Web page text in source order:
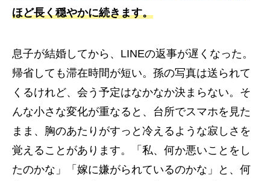
ほど長く穏やかに続きます。
息子が結婚してから、LINEの返事が遅くなった。
帰省しても滞在時間が短い。孫の写真は送られて
くるけれど、会う予定はなかなか決まらない。そ
んな小さな変化が重なると、台所でスマホを見た
まま、胸のあたりがすっと冷えるような寂しさを
覚えることがあります。「私、何か悪いことをし
たのかな」「嫁に嫌がられているのかな」と、何